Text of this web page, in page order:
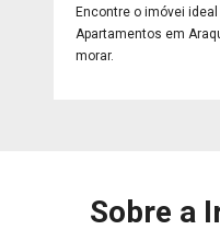
Encontre o imóvei
Apartamentos em
morar.
Sobre a